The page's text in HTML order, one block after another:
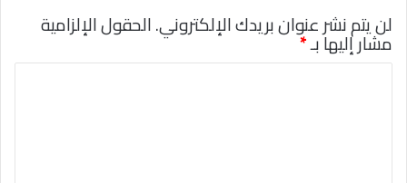
لن يتم نشر عنوان بريدك الإلكتروني.الحقول الإلزامية
مشار إليها بـ*